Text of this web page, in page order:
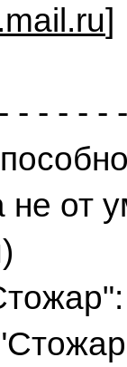
]
- - - - -
не от